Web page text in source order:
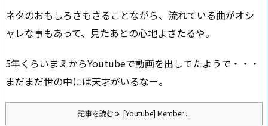
ネタのおもしろさもさることながら、流れている曲がオシ
ャレな事もあって、見たあとの心地よさたるや。
5年くらいまえからYoutubeで動画を出してたようで・・・
まだまだ世の中には天才がいるなー。
記事を読む [Youtube] Member ...